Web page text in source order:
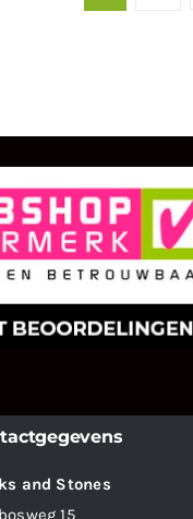
BEOORDELINGEN
zeer op gesteld om te
u als klant van ons en
diensten vindt.
and Stones
15